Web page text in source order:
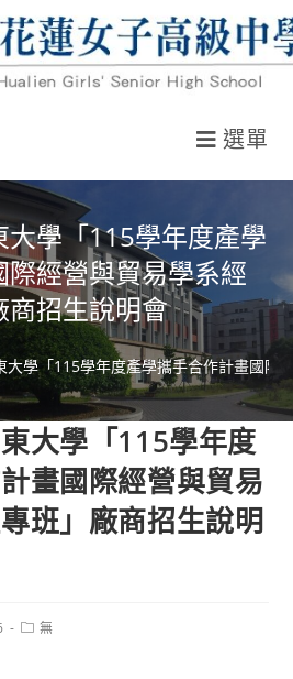
選單
學「115學年度產學
經營與貿易學系經
商招生說明會
大學「115學年度產學攜手合作計畫國際
大學「115學年度
畫國際經營與貿易
班」廠商招生說明
Post無